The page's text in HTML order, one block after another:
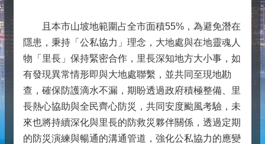
且本市山坡地範圍占全市面積55%，為避免潛在
隱患，秉持「公私協力」理念，大地處與在地靈魂人
物「里長」保持緊密合作，里長深知地方大小事，如
有發現異常情形即與大地處聯繫，並共同至現地勘
查，確保防護滴水不漏，期盼透過政府積極整備、里
長熱心協助與全民齊心防災，共同安度颱風考驗，未
來也將持續深化與里長的防救災夥伴關係，透過定期
的防災演練與暢通的溝通管道，強化公私協力的應變